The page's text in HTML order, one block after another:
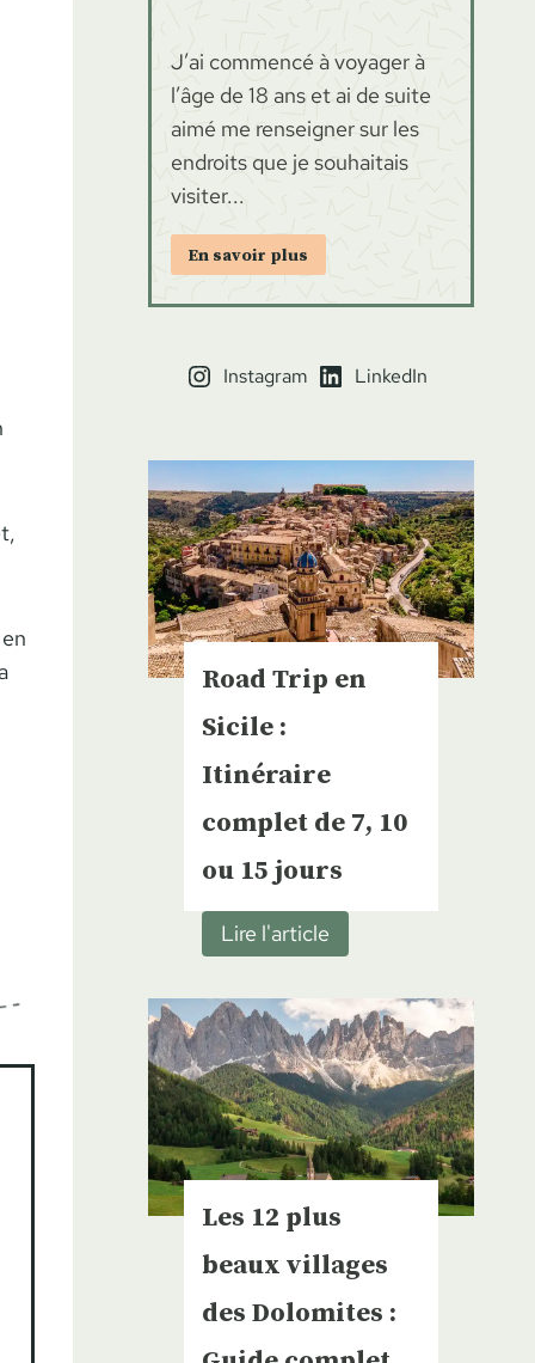
J’ai commencé à voyager à
l’âge de 18 ans et ai de suite
aimé me renseigner sur les
endroits que je souhaitais
visiter...
En savoir plus
Instagram LinkedIn
Road Trip en
Sicile :
Itinéraire
complet de 7, 10
ou 15 jours
Lire l'articleR
o
d
T
r
i
p
n
S
Les 12 plus
beaux villages
des Dolomites :